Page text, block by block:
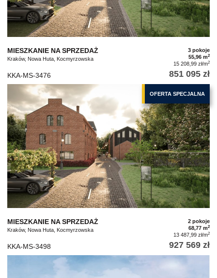
MIESZKANIE NA SPRZEDAŻ
Kraków, Nowa Huta, Kocmyrzowska
3 pokoje
55,96 m2
15 208,99 zł/m2
KKA-MS-3476 851 095 zł
OFERTA SPECJALNA
MIESZKANIE NA SPRZEDAŻ
Kraków, Nowa Huta, Kocmyrzowska
2 pokoje
68,77 m2
13 487,99 zł/m2
KKA-MS-3498 927 569 zł